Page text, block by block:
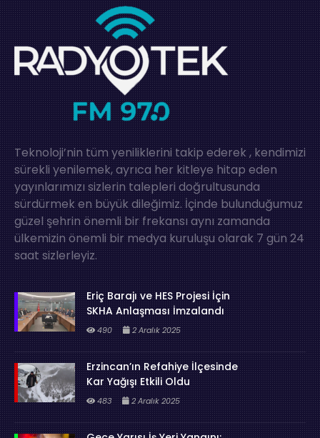
Teknoloji’nin tüm yeniliklerini takip ederek , kendimizi
sürekli yenilemek, ayrıca her kitleye hitap eden
yayınlarımızı sizlerin talepleri doğrultusunda
sürdürmek en büyük dileğimiz. İçinde bulunduğumuz
güzel şehrin önemli bir frekansı aynı zamanda
ülkemizin önemli bir medya kuruluşu olarak 7 gün 24
saat sizlerleyiz.
Eriç Barajı ve HES Projesi İçin
SKHA Anlaşması İmzalandı
490 2 Aralık 2025
Erzincan’ın Refahiye İlçesinde
Kar Yağışı Etkili Oldu
483 2 Aralık 2025